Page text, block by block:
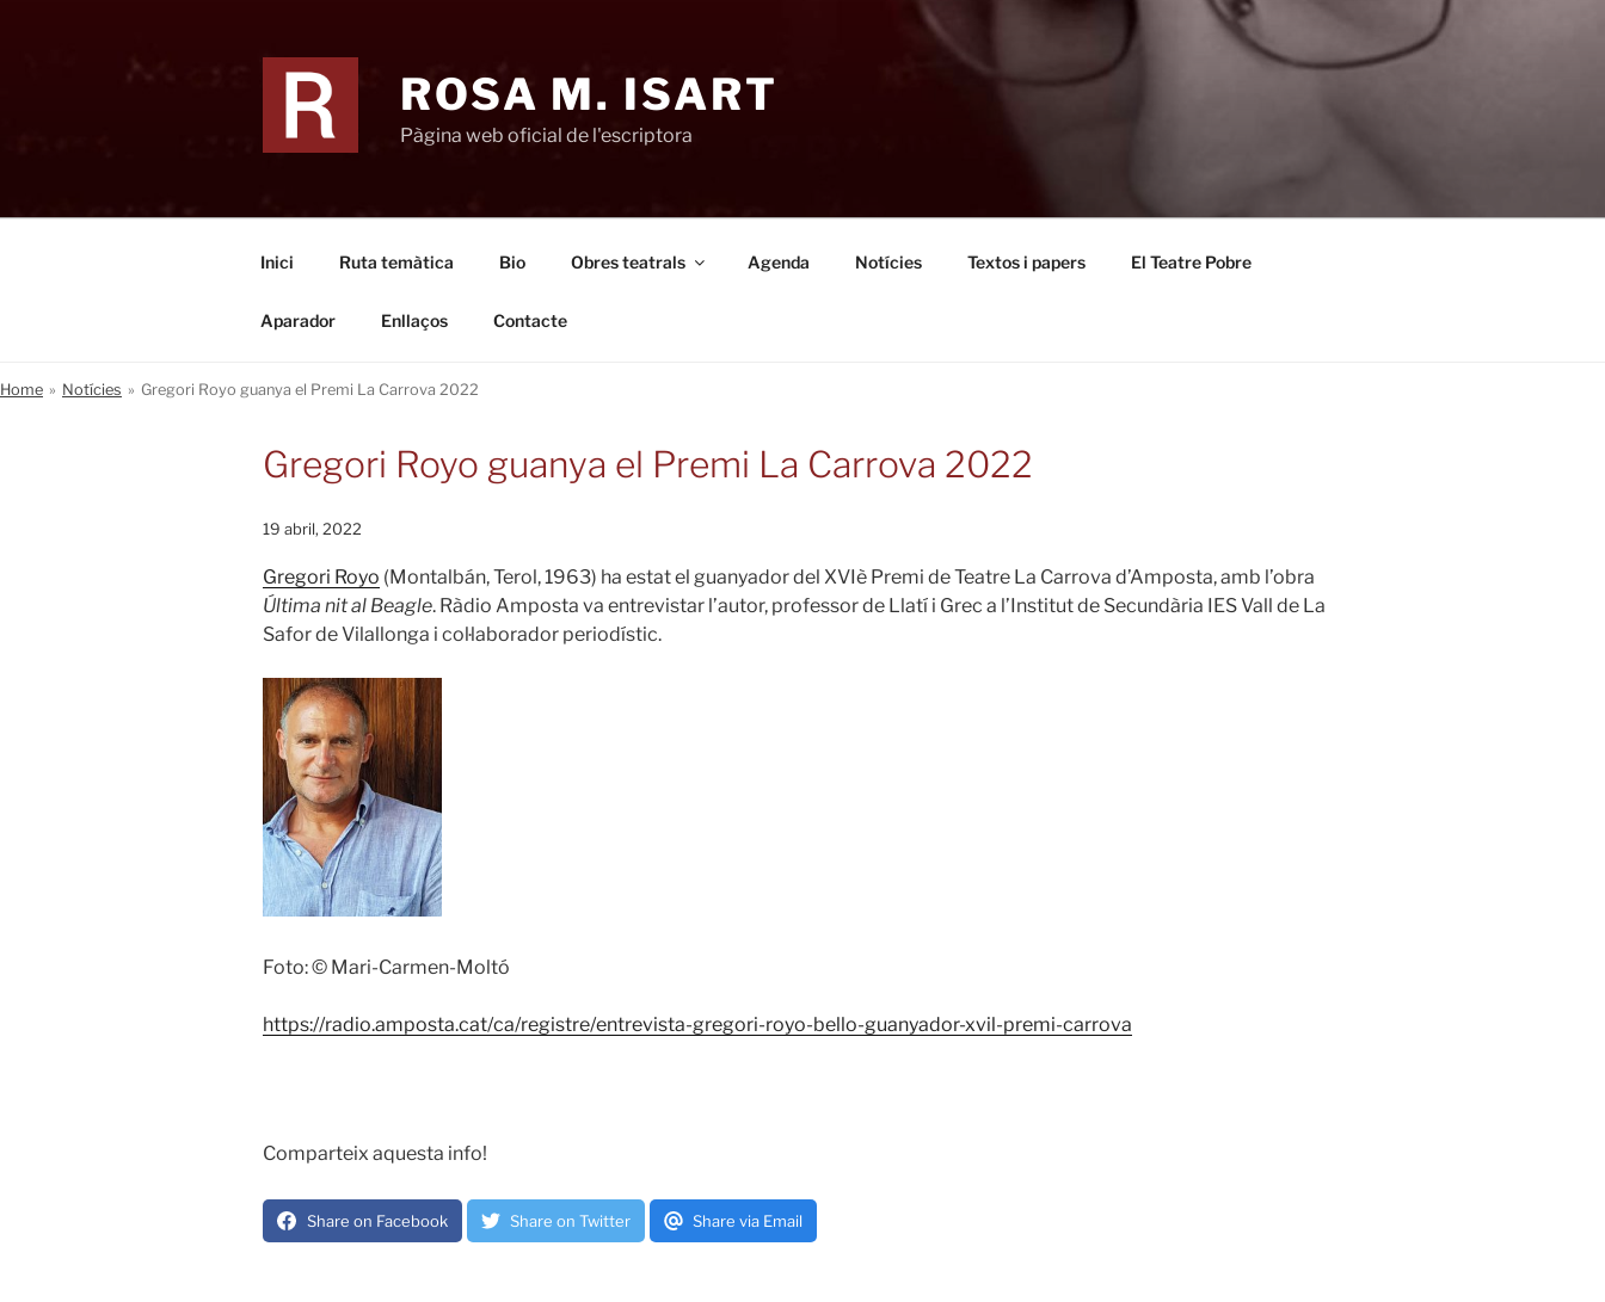
ROSA M. ISART
Pàgina web oficial de l'escriptora
Inici Ruta temàtica Bio Obres teatrals Agenda Notícies Textos i papers El Teatre Pobre
Aparador Enllaços Contacte
Home » Notícies » Gregori Royo guanya el Premi La Carrova 2022
Gregori Royo guanya el Premi La Carrova 2022
19 abril, 2022
Gregori Royo (Montalbán, Terol, 1963) ha estat el guanyador del XVIè Premi de Teatre La Carrova d’Amposta, amb l’obra
Última nit al Beagle. Ràdio Amposta va entrevistar l’autor, professor de Llatí i Grec a l’Institut de Secundària IES Vall de La
Safor de Vilallonga i col·laborador periodístic.
Foto: © Mari-Carmen-Moltó
https://radio.amposta.cat/ca/registre/entrevista-gregori-royo-bello-guanyador-xvil-premi-carrova
Comparteix aquesta info!
Share on Facebook Share on Twitter Share via Email